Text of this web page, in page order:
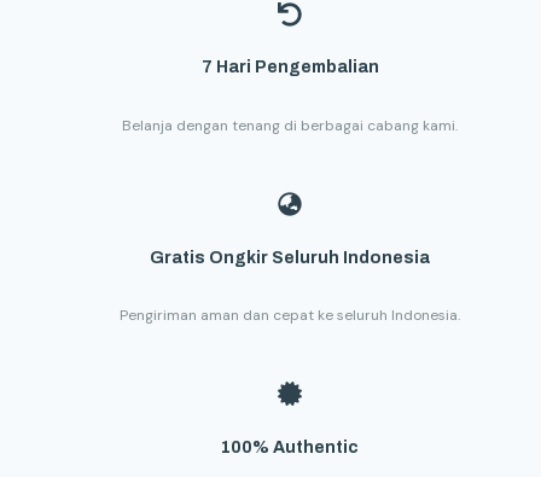
7 Hari Pengembalian
Belanja dengan tenang di berbagai cabang kami.
Gratis Ongkir Seluruh Indonesia
Pengiriman aman dan cepat ke seluruh Indonesia.
100% Authentic